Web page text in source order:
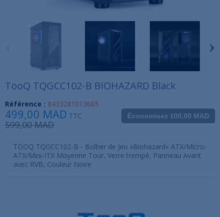
›
TooQ TQGCC102-B BIOHAZARD Black
Référence : 8433281013605
Économisez 100,00 MAD
499,00 MAD TTC
599,00 MAD
TOOQ TQGCC102-B - Boîtier de Jeu «Biohazard» ATX/Micro-
ATX/Mini-ITX Moyenne Tour, Verre trempé, Panneau Avant
avec RVB, Couleur Noire